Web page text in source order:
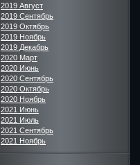
2019 Август
2019 Сентябрь
2019 Октябрь
2019 Ноябрь
2019 Декабрь
2020 Март
2020 Июнь
2020 Сентябрь
2020 Октябрь
2020 Ноябрь
2021 Июнь
2021 Июль
2021 Сентябрь
2021 Ноябрь